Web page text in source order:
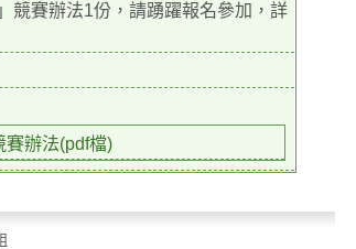
競賽辦法1份，請踴躍報名參加，詳
賽辦法(pdf檔)